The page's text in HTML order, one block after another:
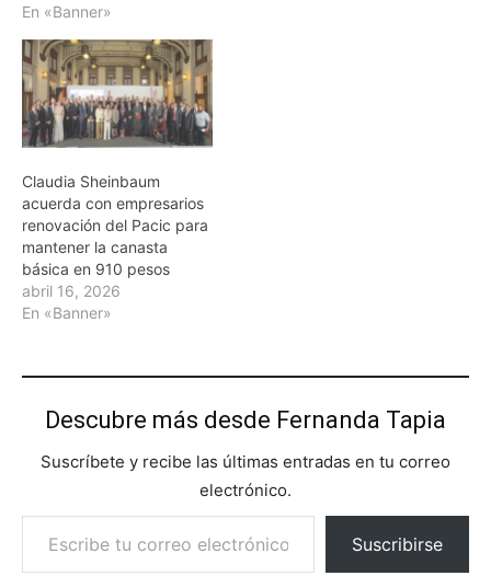
En «Banner»
Claudia Sheinbaum
acuerda con empresarios
renovación del Pacic para
mantener la canasta
básica en 910 pesos
abril 16, 2026
En «Banner»
Descubre más desde Fernanda Tapia
Suscríbete y recibe las últimas entradas en tu correo
electrónico.
Escribe tu correo electrónico…
Suscribirse